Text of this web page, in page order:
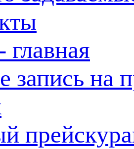
запись на